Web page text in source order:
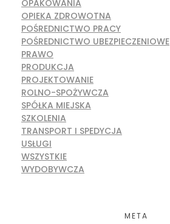
OPAKOWANIA
OPIEKA ZDROWOTNA
POŚREDNICTWO PRACY
POŚREDNICTWO UBEZPIECZENIOWE
PRAWO
PRODUKCJA
PROJEKTOWANIE
ROLNO-SPOŻYWCZA
SPÓŁKA MIEJSKA
SZKOLENIA
TRANSPORT I SPEDYCJA
USŁUGI
WSZYSTKIE
WYDOBYWCZA
META